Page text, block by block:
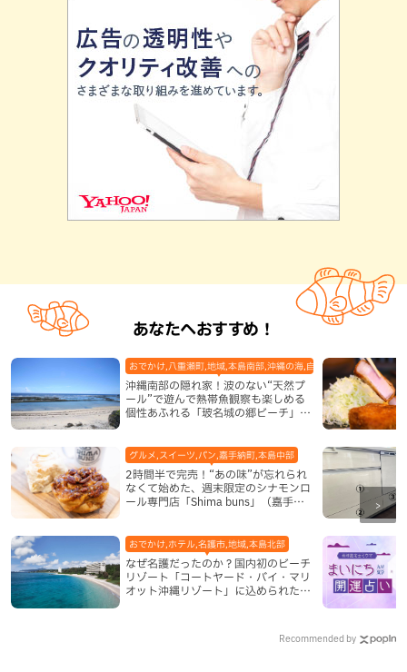
あなたへおすすめ！
沖縄南部の隠れ家！波のない“天然プ
ール”で遊んで熱帯魚観察も楽しめる
個性あふれる「玻名城の郷ビーチ」
おでかけ,八重瀬町,地域,本島南部,沖縄の海,自然
2時間半で完売！“あの味”が忘れられ
なくて始めた、週末限定のシナモンロ
ール専門店「Shima buns」（嘉手納
グルメ,スイーツ,パン,嘉手納町,本島中部
なぜ名護だったのか？国内初のビーチ
リゾート「コートヤード・バイ・マリ
オット沖縄リゾート」に込められた想
おでかけ,ホテル,名護市,地域,本島北部
Recommended by